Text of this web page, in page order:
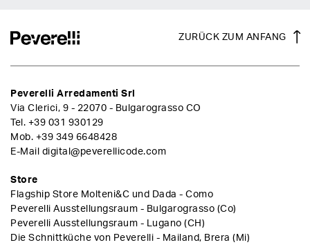
ZURÜCK ZUM ANFANG
Peverelli Arredamenti Srl
Via Clerici, 9 - 22070 - Bulgarograsso CO
Tel. +39 031 930129
Mob. +39 349 6648428
E-Mail digital@peverellicode.com
Store
Flagship Store Molteni&C und Dada - Como
Peverelli Ausstellungsraum - Bulgarograsso (Co)
Peverelli Ausstellungsraum - Lugano (CH)
Die Schnittküche von Peverelli - Mailand, Brera (Mi)